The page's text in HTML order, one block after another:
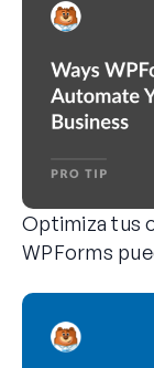
Optimiza tus
WPForms